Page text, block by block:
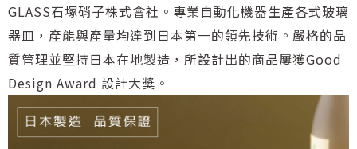
GLASS石塚硝子株式會社。專業自動化機器生產各式玻璃
器皿，產能與產量均達到日本第一的領先技術。嚴格的品
質管理並堅持日本在地製造，所設計出的商品屢獲Good
Design Award 設計大獎。